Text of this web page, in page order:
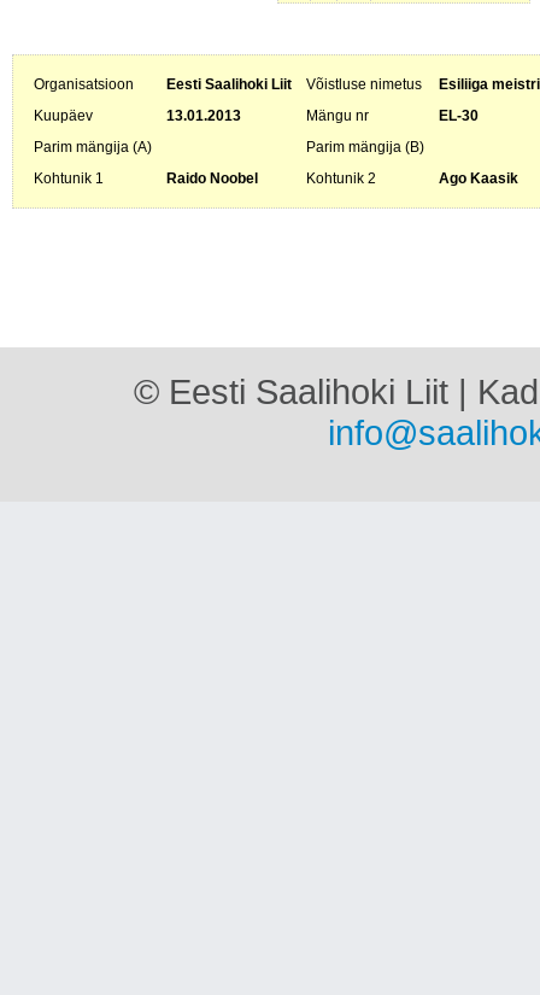
Organisatsioon Eesti Saalihoki Liit Võistluse nimetus
Esiliiga
Kuupäev
13.01.2013 Mängu nr
EL-30
Parim mängija (A)
Parim mängija (B)
Kohtunik 1
Raido Noobel Kohtunik 2 Ago Kaasik
© Eesti Saalihoki Liit |